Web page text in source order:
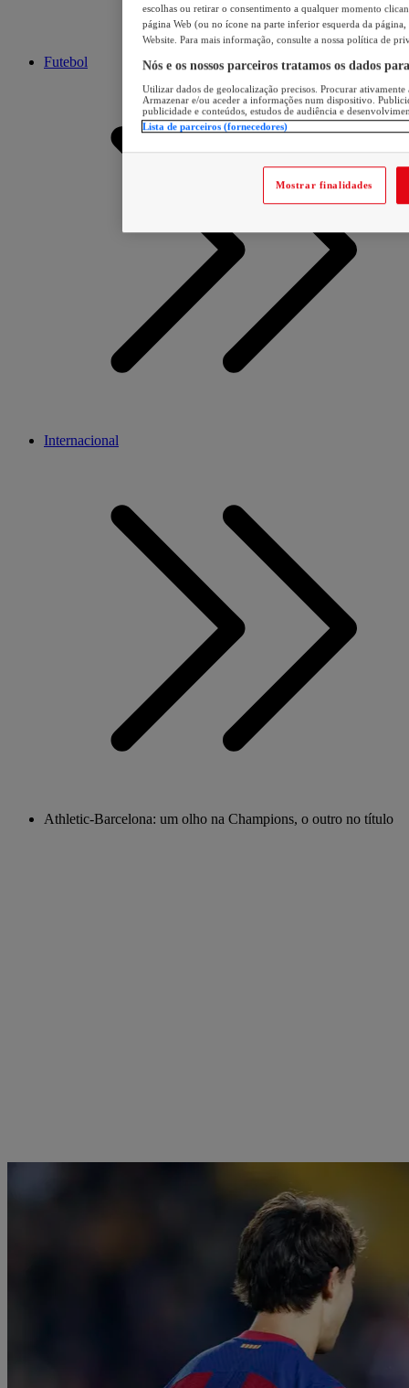
Futebol
Internacional
Athletic-Barcelona: um olho na Champions, o outro no título
escolhas ou retirar o consentimento a qualquer momento
página Web (ou no ícone na parte inferior esquerda da página,
Website. Para mais informação, consulte a nossa política de
Nós e os nossos parceiros tratamos os dados
Utilizar dados de geolocalização precisos. Procurar
Armazenar e/ou aceder a informações num dispositivo.
publicidade e conteúdos, estudos de audiência e
Lista de parceiros (fornecedores)
Mostrar finalidades